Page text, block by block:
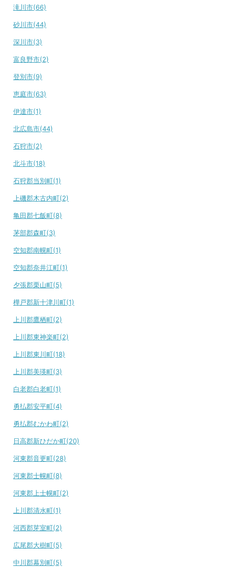
滝川市(66)
砂川市(44)
深川市(3)
富良野市(2)
登別市(9)
恵庭市(63)
伊達市(1)
北広島市(44)
石狩市(2)
北斗市(18)
石狩郡当別町(1)
上磯郡木古内町(2)
亀田郡七飯町(8)
茅部郡森町(3)
空知郡南幌町(1)
空知郡奈井江町(1)
夕張郡栗山町(5)
樺戸郡新十津川町(1)
上川郡鷹栖町(2)
上川郡東神楽町(2)
上川郡東川町(18)
上川郡美瑛町(3)
白老郡白老町(1)
勇払郡安平町(4)
勇払郡むかわ町(2)
日高郡新ひだか町(20)
河東郡音更町(28)
河東郡士幌町(8)
河東郡上士幌町(2)
上川郡清水町(1)
河西郡芽室町(2)
広尾郡大樹町(5)
中川郡幕別町(5)